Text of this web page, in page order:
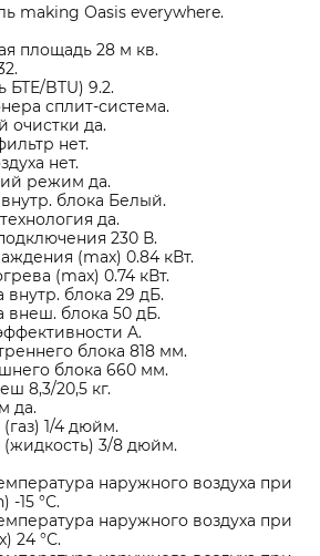
making Оasis everywhere.
площадь 28 м кв.
БТЕ/BTU) 9.2.
сплит-система.
очистки да.
нет.
нет.
режим да.
блока Белый.
да.
230 В.
(max) 0.84 кВт.
(max) 0.74 кВт.
блока 29 дБ.
блока 50 дБ.
A.
блока 818 мм.
блока 660 мм.
8,3/20,5 кг.
да.
1/4 дюйм.
3/8 дюйм.
наружного воздуха при
-15 °С.
наружного воздуха при
24 °С.